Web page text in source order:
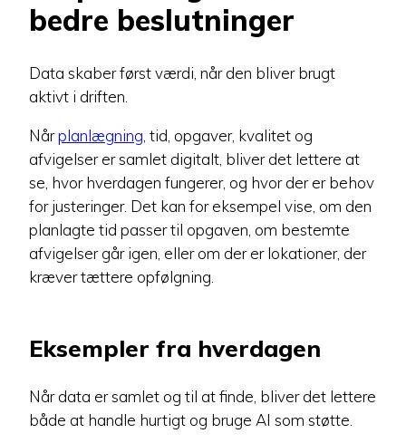
bedre beslutninger
Data skaber først værdi, når den bliver brugt
aktivt i driften.
Nårplanlægning , tid, opgaver, kvalitet og
afvigelser er samlet digitalt, bliver det lettere at
se, hvor hverdagen fungerer, og hvor der er behov
for justeringer. Det kan for eksempel vise, om den
planlagte tid passer til opgaven, om bestemte
afvigelser går igen, eller om der er lokationer, der
kræver tættere opfølgning.
Eksempler fra hverdagen
Når data er samlet og til at finde, bliver det lettere
både at handle hurtigt og bruge AI som støtte.